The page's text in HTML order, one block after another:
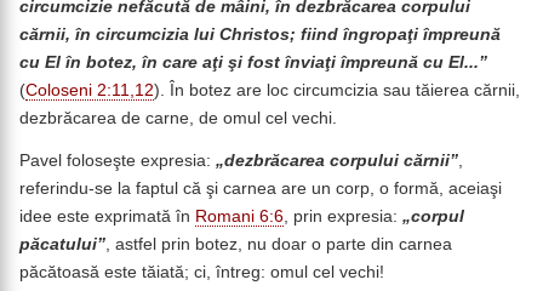
circumcizie nefăcută de mâini, în dezbrăcarea corpului
cărnii, în circumcizia lui Christos; fiind îngropaţi împreună
cu El în botez, în care aţi şi fost înviaţi împreună cu El...”
(Coloseni 2:11,12). În botez are loc circumcizia sau tăierea cărnii,
dezbrăcarea de carne, de omul cel vechi.
Pavel foloseşte expresia: „dezbrăcarea corpului cărnii”
referindu-se la faptul că şi carnea are un corp, o formă, aceiaşi
idee este exprimată în Romani 6:6 , prin expresia: „corpul
păcatului” , astfel prin botez, nu doar o parte din carnea
păcătoasă este tăiată; ci, întreg: omul cel vechi!